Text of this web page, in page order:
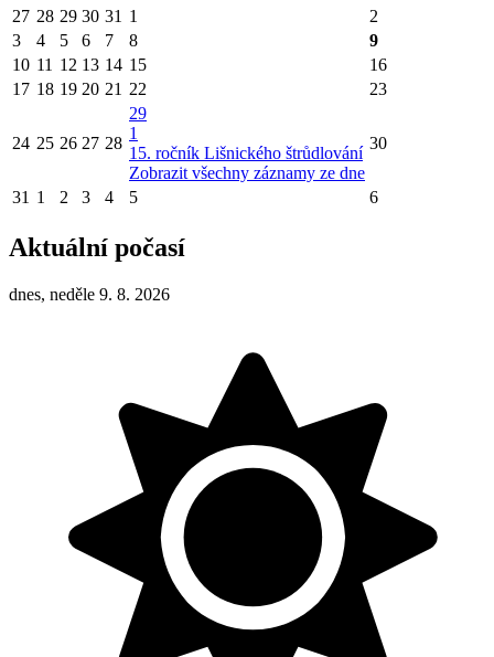
27 28 29 30 31 1
2
3
4 5 6 7 8
9
10 11 12 13 14 15
16
17 18 19 20 21 22 23
24 25 26 27 28
29
1
15. ročník Lišnického štrůdlování
Zobrazit všechny záznamy ze dne
30
31 1 2 3 4 5 6
Aktuální počasí
dnes, neděle 9. 8. 2026